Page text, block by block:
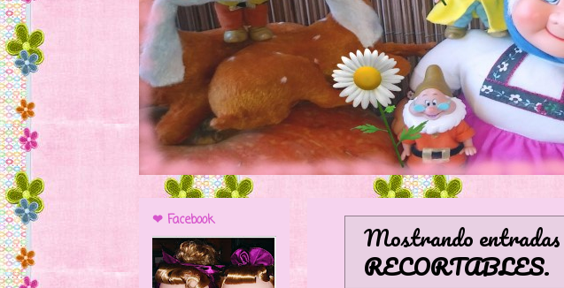
Mostrando entradas
RECORTABLES.
❤ Facebook